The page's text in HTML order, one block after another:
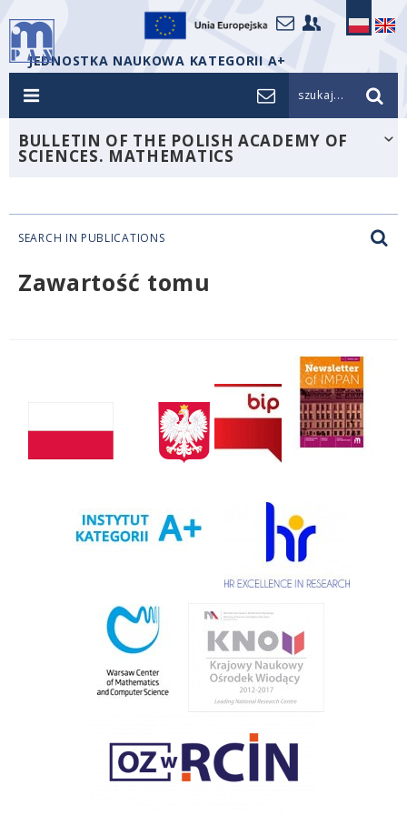
JEDNOSTKA NAUKOWA KATEGORII A+
szukaj...
BULLETIN OF THE POLISH ACADEMY OF
SCIENCES. MATHEMATICS
SEARCH IN PUBLICATIONS
Zawartość tomu